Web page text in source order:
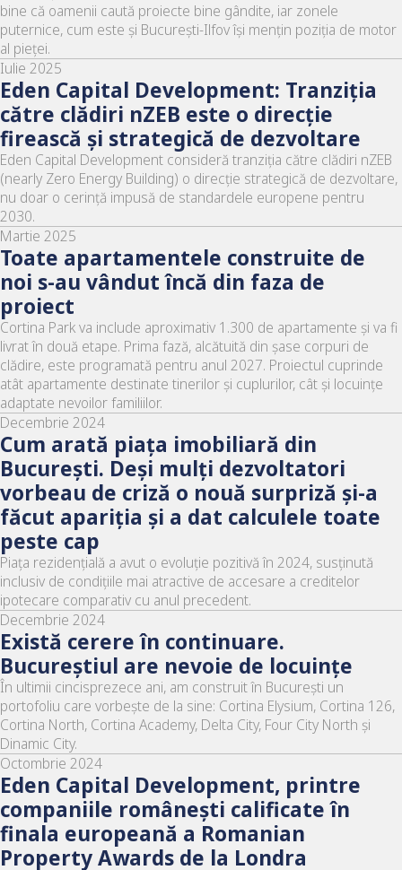
bine că oamenii caută proiecte bine gândite, iar zonele
puternice, cum este și București-Ilfov își mențin poziția de motor
al pieței.
Iulie 2025
Eden Capital Development: Tranziția
către clădiri nZEB este o direcție
firească și strategică de dezvoltare
Eden Capital Development consideră tranziția către clădiri nZEB
(nearly Zero Energy Building) o direcție strategică de dezvoltare,
nu doar o cerință impusă de standardele europene pentru
2030.
Martie 2025
Toate apartamentele construite de
noi s-au vândut încă din faza de
proiect
Cortina Park va include aproximativ 1.300 de apartamente și va fi
livrat în două etape. Prima fază, alcătuită din șase corpuri de
clădire, este programată pentru anul 2027. Proiectul cuprinde
atât apartamente destinate tinerilor și cuplurilor, cât și locuințe
adaptate nevoilor familiilor.
Decembrie 2024
Cum arată piaţa imobiliară din
Bucureşti. Deşi mulţi dezvoltatori
vorbeau de criză o nouă surpriză şi-a
făcut apariţia şi a dat calculele toate
peste cap
Piața rezidențială a avut o evoluție pozitivă în 2024, susținută
inclusiv de condițiile mai atractive de accesare a creditelor
ipotecare comparativ cu anul precedent.
Decembrie 2024
Există cerere în continuare.
Bucureştiul are nevoie de locuinţe
În ultimii cincisprezece ani, am construit în București un
portofoliu care vorbește de la sine: Cortina Elysium, Cortina 126,
Cortina North, Cortina Academy, Delta City, Four City North și
Dinamic City.
Octombrie 2024
Eden Capital Development, printre
companiile românești calificate în
finala europeană a Romanian
Property Awards de la Londra